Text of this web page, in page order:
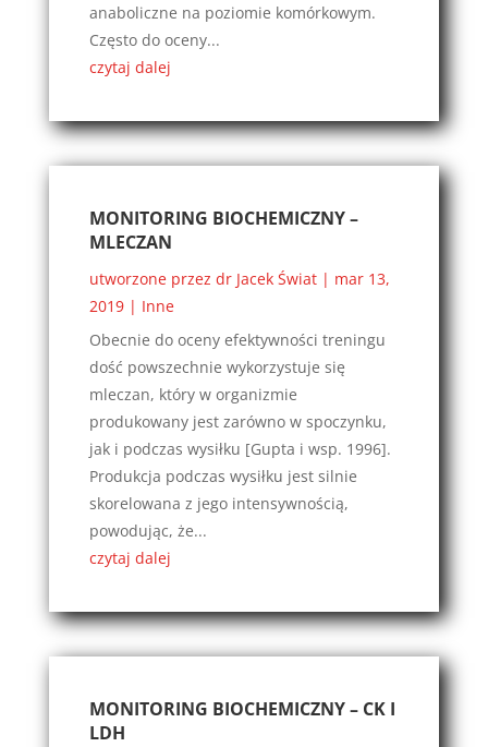
anaboliczne na poziomie komórkowym.
Często do oceny...
czytaj dalej
MONITORING BIOCHEMICZNY –
MLECZAN
utworzone przez dr Jacek Świat| mar 13,
2019| Inne
Obecnie do oceny efektywności treningu
dość powszechnie wykorzystuje się
mleczan, który w organizmie
produkowany jest zarówno w spoczynku,
jak i podczas wysiłku [Gupta i wsp. 1996].
Produkcja podczas wysiłku jest silnie
skorelowana z jego intensywnością,
powodując, że...
czytaj dalej
MONITORING BIOCHEMICZNY – CK I
LDH